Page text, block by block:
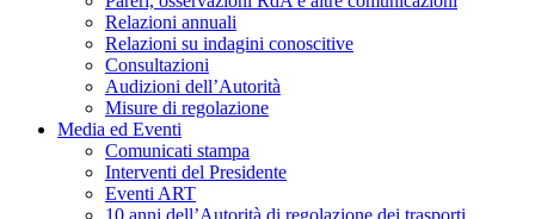
Relazioni annuali
Relazioni su indagini conoscitive
Consultazioni
Audizioni dell’Autorità
Misure di regolazione
Media ed Eventi
Comunicati stampa
Interventi del Presidente
Eventi ART
10 anni dell’Autorità di regolazione dei trasporti